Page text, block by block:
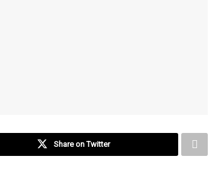
Share on Twitter